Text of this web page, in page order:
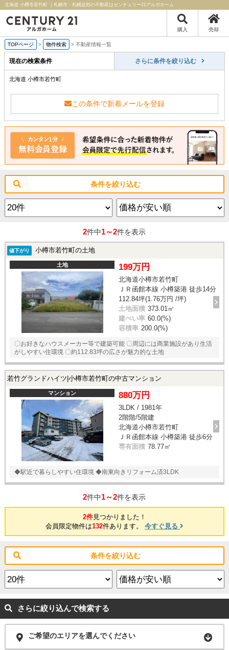
北海道 小樽市若竹町 ｜札幌市・札幌近郊の不動産はセンチュリー21アルガホーム
購入 売却
TOPページ > 物件検索 > 不動産情報一覧
現在の検索条件 さらに条件を絞り込む
北海道 小樽市若竹町
この条件で新着メールを登録
条件を絞り込む
2件中1～2件を表示
値下がり 小樽市若竹町の土地
土地 199万円
北海道小樽市若竹町
ＪＲ函館本線 小樽築港 徒歩14分
112.84坪(1.76万円 /坪)
土地面積 373.01㎡
建ぺい率 60.0(%)
容積率 200.0(%)
〇お好きなハウスメーカー等で建築可能 〇周辺には商業施設があり生活
がしやすい住環境 〇約112.83坪の広さが魅力的な土地
若竹グランドハイツ|小樽市若竹町の中古マンション
マンション 880万円
3LDK / 1981年
2階階/5階建
北海道小樽市若竹町
ＪＲ函館本線 小樽築港 徒歩6分
専有面積 78.77㎡
◆駅近で暮らしやすい住環境 ◆南東向きリフォーム済3LDK
2件中1～2件を表示
2件見つかりました！
会員限定物件は132件あります。 今すぐ見る
条件を絞り込む
さらに絞り込んで検索する
ご希望のエリアを選んでください